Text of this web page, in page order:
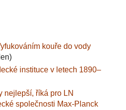
kouře do vody
instituce v letech 1890–
nejlepší, říká pro LN
společnosti Max-Planck